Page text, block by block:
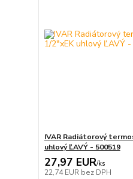
IVAR Radiátorový
uhlový ĽAVÝ - 500519
27,97 EUR/ks
22,74 EUR bez DPH